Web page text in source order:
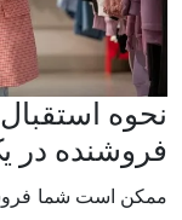
نحوه
فروشنده در
ممکن است شما